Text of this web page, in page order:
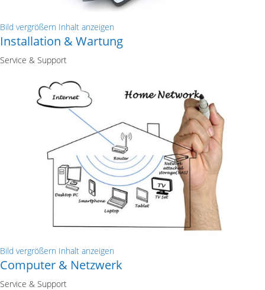
Bild vergrößern Inhalt anzeigen
Installation & Wartung
Service & Support
Bild vergrößern Inhalt anzeigen
Computer & Netzwerk
Service & Support